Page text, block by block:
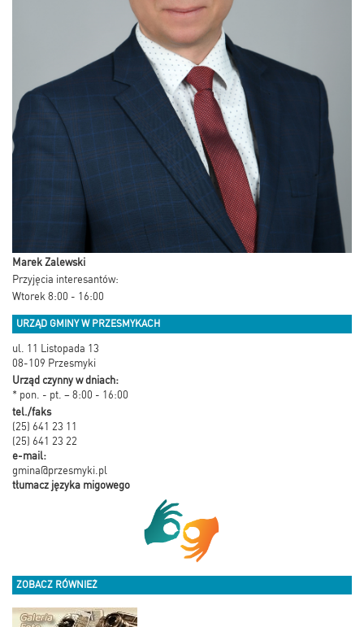
Marek Zalewski
Przyjęcia interesantów:
Wtorek 8:00 - 16:00
URZĄD GMINY W PRZESMYKACH
ul. 11 Listopada 13
08-109 Przesmyki
Urząd czynny w dniach:
* pon. - pt. – 8:00 - 16:00
tel./faks
(25) 641 23 11
(25) 641 23 22
e-mail:
gmina@przesmyki.pl
tłumacz języka migowego
ZOBACZ RÓWNIEŻ